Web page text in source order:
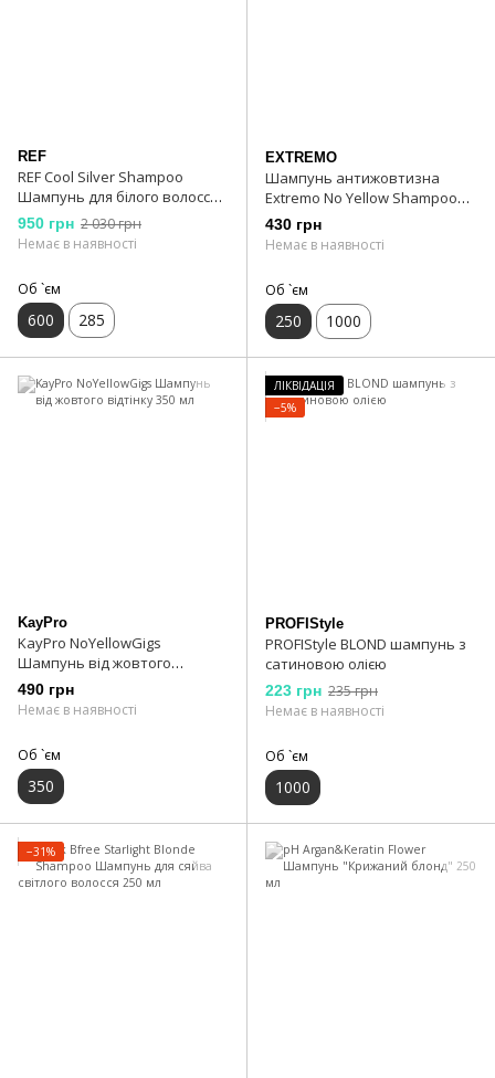
REF
REF Cool Silver Shampoo
Шампунь для білого волосся
600 мл
950 грн 2 030 грн
Немає в наявності
Об `єм
600 285
EXTREMO
Шампунь антижовтизна
Extremo No Yellow Shampoo
250 мл
430 грн
Немає в наявності
Об `єм
250 1000
KayPro
KayPro NoYellowGigs
Шампунь від жовтого
відтінку 350 мл
490 грн
Немає в наявності
Об `єм
350
ЛІКВІДАЦІЯ
−5%
PROFIStyle
PROFIStyle BLOND шампунь з
сатиновою олією
223 грн 235 грн
Немає в наявності
Об `єм
1000
−31%